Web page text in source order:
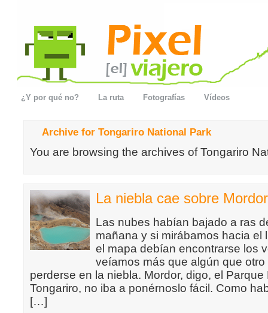
¿Y por qué no? La ruta Fotografías Vídeos
Archive for Tongariro National Park
You are browsing the archives of Tongariro
La niebla cae sobre Mordor
Las nubes habían bajado a ras
mañana y si mirábamos hacia el
el mapa debían encontrarse los
veíamos más que algún que
perderse en la niebla. Mordor, digo, el Parque
Tongariro, no iba a ponérnoslo fácil. Como
[…]